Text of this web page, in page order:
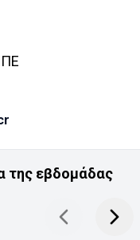
της εβδομάδας